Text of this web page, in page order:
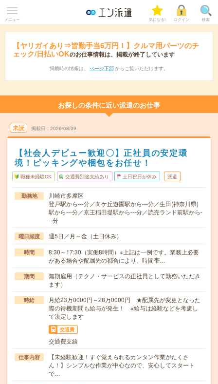
メニュー 気になる! ログイン 検索
【ヤリガイあり⇒皆勤手当6万円！】クルマ用パーツのチ
ェック/日払いOKのお仕事情報は、掲載が終了しています
掲載時の情報は、 ページ下部 からご覧いただけます。
お探しの条件に近い派遣のお仕事
未読 掲載日 2026/08/09
【社会人デビュー歓迎〇】正社員の安定環
境！ピッキングや梱包をお任せ！
職種未経験OK 交通費別途支給あり 土日祝日が休み 派遣
勤務地
川崎市多摩区
登戸駅から---分／向ケ丘遊園駅から---分／生田(神奈川県)
駅から---分／京王稲田堤駅から---分／読売ランド前駅から-
--分
曜日頻度 週5日／月～金（土日休み）
時間
8:30～17:30（実働8時間）※上記は一例です。業務上必要
がある場合や配属先の都合により、時間帯…
期間
無期雇用（テクノ・サービスの正社員として勤務いただき
ます）
時給
月給23万0000円～28万0000円 ★配属先が変更となった
際の待機期間も給与が発生！ ※給与は経験などを考慮し
て決定します
交通費
交通費支給
仕事内容
【未経験歓迎！すぐ覚えられるカンタン作業がたくさ
ん！】シンプルな作業が中心なので、安心してスタート
で…